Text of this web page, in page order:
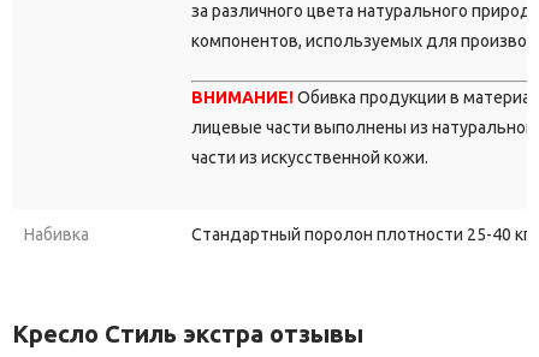
за различного цвета натурального
компонентов, используемых для
ВНИМАНИЕ!Обивка продукции в
лицевые части выполнены из
части из искусственной кожи.
Набивка Стандартный поролон плотности 25-40
Кресло Стиль экстра отзывы